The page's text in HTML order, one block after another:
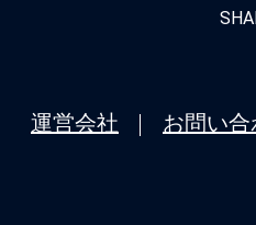
運営会社 お問い